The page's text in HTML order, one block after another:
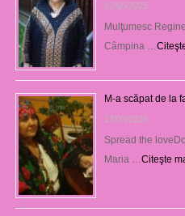
22/05/2025
Mulţumesc
Câmpina …
M-a scăpat de la
13/03/2025
Spread the
Maria …Citeşte